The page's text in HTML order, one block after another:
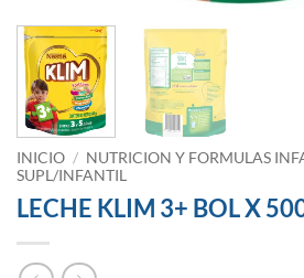
INICIO / NUTRICION Y FORMULAS
SUPL/INFANTIL
LECHE KLIM 3+ BOL X